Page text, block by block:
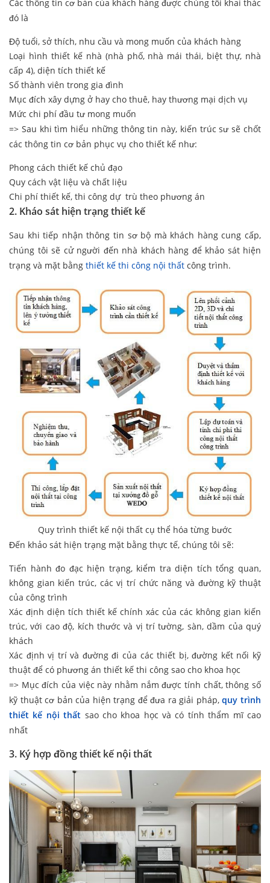
Các thông tin cơ bản của khách hàng được chúng tôi khai thác
đó là
Độ tuổi, sở thích, nhu cầu và mong muốn của khách hàng
Loại hình thiết kế nhà (nhà phố, nhà mái thái, biệt thự, nhà
cấp 4), diện tích thiết kế
Số thành viên trong gia đình
Mục đích xây dựng ở hay cho thuê, hay thương mại dịch vụ
Mức chi phí đầu tư mong muốn
=> Sau khi tìm hiểu những thông tin này, kiến trúc sư sẽ chốt
các thông tin cơ bản phục vụ cho thiết kế như:
Phong cách thiết kế chủ đạo
Quy cách vật liệu và chất liệu
Chi phí thiết kế, thi công dự trù theo phương án
2. Kháo sát hiện trạng thiết kế
Sau khi tiếp nhận thông tin sơ bộ mà khách hàng cung cấp,
chúng tôi sẽ cử người đến nhà khách hàng để khảo sát hiện
trạng và mặt bằng thiết kế thi công nội thất công trình.
Quy trình thiết kế nội thất cụ thể hóa từng bước
Đến khảo sát hiện trạng mặt bằng thực tế, chúng tôi sẽ:
Tiến hành đo đạc hiện trạng, kiểm tra diện tích tổng quan,
không gian kiến trúc, các vị trí chức năng và đường kỹ thuật
của công trình
Xác định diện tích thiết kế chính xác của các không gian kiến
trúc, với cao độ, kích thước và vị trí tường, sàn, dầm của quý
khách
Xác định vị trí và đường đi của các thiết bị, đường kết nối kỹ
thuật để có phương án thiết kế thi công sao cho khoa học
=> Mục đích của việc này nhằm nắm được tính chất, thông số
kỹ thuật cơ bản của hiện trạng để đưa ra giải pháp,quy trình
thiết kế nội thất sao cho khoa học và có tính thẩm mĩ cao
nhất
3. Ký hợp đồng thiết kế nội thất